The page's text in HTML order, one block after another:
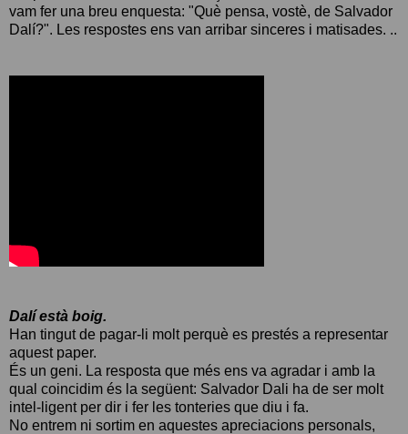
vam fer una breu enquesta: "Què pensa, vostè, de Salvador
Dalí?". Les respostes ens van arribar sinceres i matisades. ..
Dalí està boig.
Han tingut de pagar-li molt perquè es prestés a representar
aquest paper.
És un geni. La resposta que més ens va agradar i amb la
qual coincidim és la següent: Salvador Dali ha de ser molt
intel-ligent per dir i fer les tonteries que diu i fa.
No entrem ni sortim en aquestes apreciacions personals,